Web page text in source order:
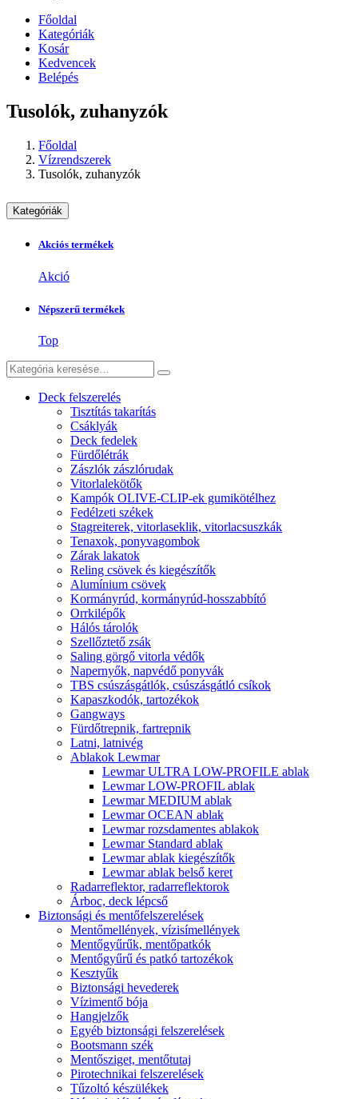
Főoldal
Kategóriák
Kosár
Kedvencek
Belépés
Tusolók, zuhanyzók
Főoldal
Vízrendszerek
Tusolók, zuhanyzók
Kategóriák
Akciós termékek
Akció
Népszerű termékek
Top
Deck felszerelés
Tisztítás takarítás
Csáklyák
Deck fedelek
Fürdőlétrák
Zászlók zászlórudak
Vitorlalekötők
Kampók OLIVE-CLIP-ek gumikötélhez
Fedélzeti székek
Stagreiterek, vitorlaseklik, vitorlacsuszkák
Tenaxok, ponyvagombok
Zárak lakatok
Reling csövek és kiegészítők
Alumínium csövek
Kormányrúd, kormányrúd-hosszabbító
Orrkilépők
Hálós tárolók
Szellőztető zsák
Saling görgő vitorla védők
Napernyők, napvédő ponyvák
TBS csúszásgátlók, csúszásgátló csíkok
Kapaszkodók, tartozékok
Gangways
Fürdőtrepnik, fartrepnik
Latni, latnivég
Ablakok Lewmar
Lewmar ULTRA LOW-PROFILE ablak
Lewmar LOW-PROFIL ablak
Lewmar MEDIUM ablak
Lewmar OCEAN ablak
Lewmar rozsdamentes ablakok
Lewmar Standard ablak
Lewmar ablak kiegészítők
Lewmar ablak belső keret
Radarreflektor, radarreflektorok
Árboc, deck lépcső
Biztonsági és mentőfelszerelések
Mentőmellények, vízisímellények
Mentőgyűrűk, mentőpatkók
Mentőgyűrű és patkó tartozékok
Kesztyűk
Biztonsági hevederek
Vízimentő bója
Hangjelzők
Egyéb biztonsági felszerelések
Bootsmann szék
Mentősziget, mentőtutaj
Pirotechnikai felszerelések
Tűzoltó készülékek